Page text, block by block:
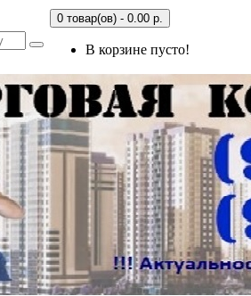
0 товар(ов) - 0.00 р.
В корзине пусто!